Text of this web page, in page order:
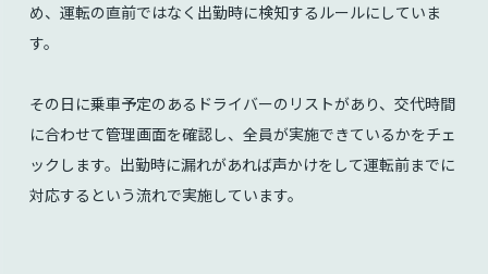
め、運転の直前ではなく出勤時に検知するルールにしていま
す。
その日に乗車予定のあるドライバーのリストがあり、交代時間
に合わせて管理画面を確認し、全員が実施できているかをチェ
ックします。出勤時に漏れがあれば声かけをして運転前までに
対応するという流れで実施しています。